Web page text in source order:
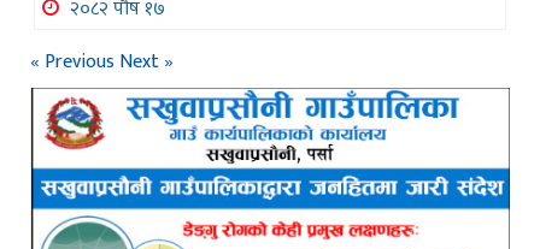
२०८२ पौष १७
« Previous Next »